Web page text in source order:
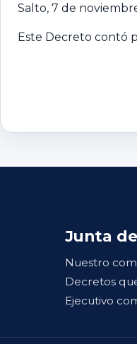
Salto, 7 de
Este Decreto contó
Junta
Nuestro
Decretos
Ejecutivo